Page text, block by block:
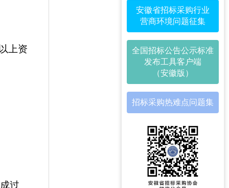
安徽省招标采购行业
营商环境问题征集
全国招标公告公示标准
发布工具客户端
（安徽版）
招标采购热难点问题集
上资
过